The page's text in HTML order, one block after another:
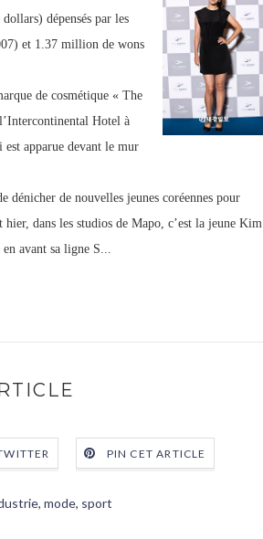
dépensés par les
et 1.37 million de wons
de cosmétique « The
Hotel à
est apparue devant le mur
dénicher de nouvelles jeunes coréennes pour
hier, dans les studios de Mapo, c’est la jeune Kim
avant sa ligne S...
PIN CET ARTICLE
, mode, sport